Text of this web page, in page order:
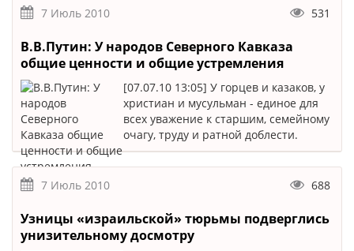
7 Июль 2010 531
В.В.Путин: У народов Северного Кавказа
общие ценности и общие устремления
[07.07.10 13:05] У горцев и казаков, у
христиан и мусульман - единое для
всех уважение к старшим, семейному
очагу, труду и ратной доблести.
7 Июль 2010 688
Узницы «израильской» тюрьмы подверглись
унизительному досмотру